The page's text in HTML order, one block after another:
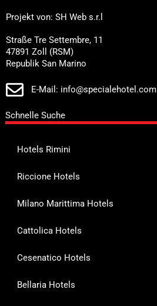
Projekt von: SH Web s.r.l
Straße Tre Settembre, 11
47891 Zoll (RSM)
Republik San Marino
E-Mail: info@specialehotel.com
Schnelle Suche
Hotels Rimini
Riccione Hotels
Milano Marittima Hotels
Cattolica Hotels
Cesenatico Hotels
Bellaria Hotels